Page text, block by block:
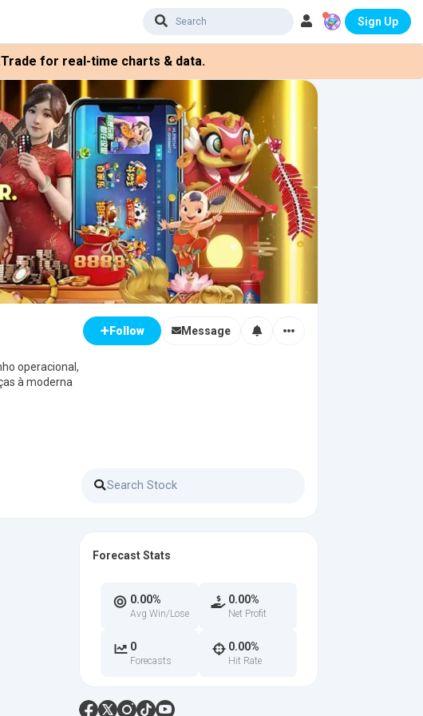
Sign Up
for real-time charts & data.
operacional,
à moderna
Follow Message
Forecast Stats
0.00%
Avg Win/Lose
0.00%
Net Profit
0
Forecasts
0.00%
Hit Rate